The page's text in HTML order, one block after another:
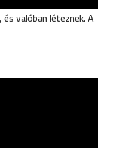
valóban léteznek. A